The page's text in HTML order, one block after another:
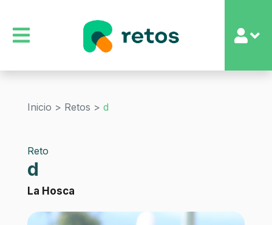
Inicio > Retos > d
Reto
d
La Hosca